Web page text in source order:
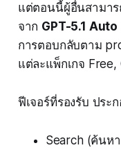
แต่ตอนนี้ผู้อื่นสามาร
จาก GPT-5.1 Auto
การตอบกลับตาม
แต่ละแพ็กเกจ Free,
ฟีเจอร์ที่รองรับ ประ
Search (ค้นห